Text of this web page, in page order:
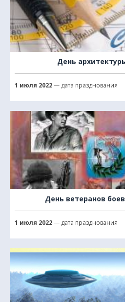
День
1 июля 2022— дата празднования
День ветеранов
1 июля 2022— дата празднования